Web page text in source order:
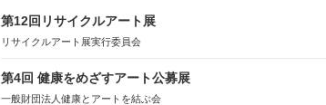
第12回リサイクルアート展
リサイクルアート展実行委員会
第4回 健康をめざすアート公募展
一般財団法人健康とアートを結ぶ会